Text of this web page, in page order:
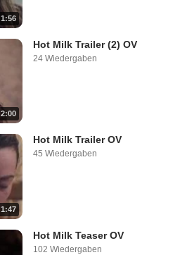
1:56
2:00
Hot Milk Trailer (2) OV
24 Wiedergaben
1:47
Hot Milk Trailer OV
45 Wiedergaben
Hot Milk Teaser OV
102 Wiedergaben